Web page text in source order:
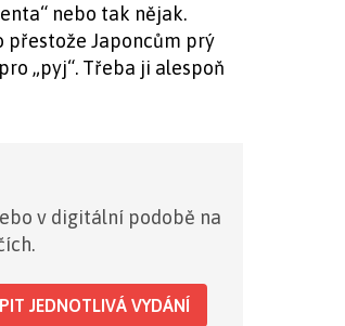
nebo tak nějak.
přestože Japoncům prý
„pyj“. Třeba ji alespoň
v digitální podobě na
JEDNOTLIVÁ VYDÁNÍ